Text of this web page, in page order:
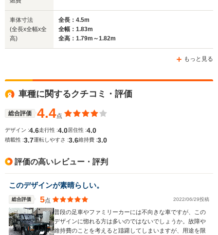
(全長x全幅x全高)
WLTCモード
燃費
7.8km/L
12.5km/L
14.6km/L
車体寸法
(全長x全幅x全
高)
全長：4.5m
全幅：1.83m
全高：1.79m～1.82m
もっと見る
車種に関するクチコミ・評価
総合評価 4.4点
デザイン :4.6走行性 :4.0居住性 :4.0
積載性 :3.7運転しやすさ :3.6維持費 :3.0
評価の高いレビュー・評判
このデザインが素晴らしい。
総合評価 5点 2022/06/29投稿
普段の足車やファミリーカーには不向きな車ですが、この
デザインに惚れる方は多いのではないでしょうか。故障や
維持費のことを考えると躊躇してしまいますが、用途を限